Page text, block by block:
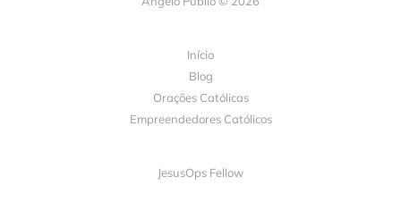
Início
Blog
Orações Católicas
Empreendedores Católicos
JesusOps Fellow